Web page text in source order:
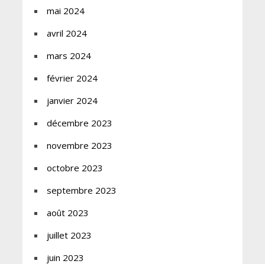
mai 2024
avril 2024
mars 2024
février 2024
janvier 2024
décembre 2023
novembre 2023
octobre 2023
septembre 2023
août 2023
juillet 2023
juin 2023